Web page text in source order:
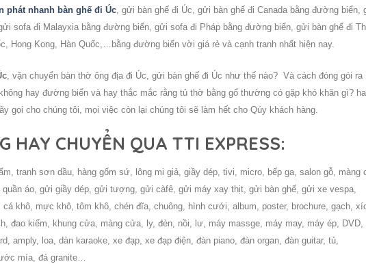
phát nhanh bàn ghế đi Úc, gửi bàn ghế đi Úc, gửi bàn ghế đi Canada bằng đường biển,
sofa đi Malayxia bằng đường biển, gửi sofa đi Pháp bằng đường biển, gửi bàn ghế đi
Hong Kong, Hàn Quốc,…bằng đường biển vời giá rẻ và cạnh tranh nhất hiện nay.
, vận chuyển bàn thờ ông địa đi Úc , gửi bàn ghế đi Úc như thế nào? Và cách đóng gói ra
hay đường biển và hay thắc mắc rằng tủ thờ bằng gổ thường có gặp khó khăn gì?
gọi cho chúng tôi, mọi việc còn lại chúng tôi sẽ làm hết cho Qúy khách hàng.
HAY CHUYỂN QUA TTI EXPRESS:
tranh sơn dầu, hàng gốm sứ, lông mi giả, giầy dép, tivi, micro, bếp ga, salon gỗ, màng
áo, gửi giầy dép, gửi tượng, gửi càfê, gửi máy xay thịt, gửi bàn ghế, gửi xe vespa,
khô, mực khô, tôm khô, chén đĩa, chuông, hình cưới, album, poster, brochure, gạch,
đao kiếm, khung cửa, màng cửa, ly, đèn, nồi, lư, máy massge, máy may, máy ép, DVD,
amply, loa, dàn karaoke, xe đạp, xe đạp điện, đàn piano, đàn organ, đàn guitar, tủ,
mía, đá granite…